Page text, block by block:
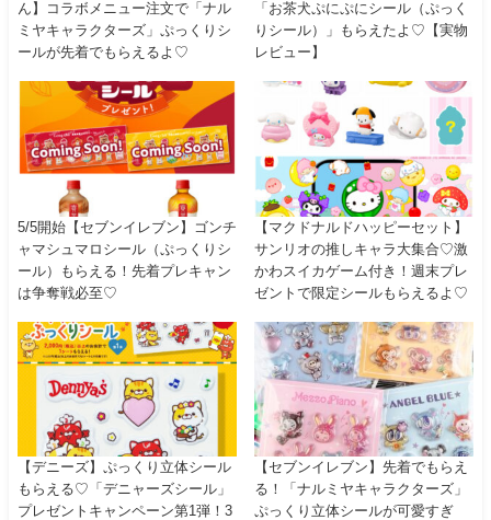
ん】コラボメニュー注文で「ナル
ミヤキャラクターズ」ぷっくりシ
ールが先着でもらえるよ♡
「お茶犬ぷにぷにシール（ぷっく
りシール）」もらえたよ♡【実物
レビュー】
5/5開始【セブンイレブン】ゴンチ
ャマシュマロシール（ぷっくりシ
ール）もらえる！先着プレキャン
は争奪戦必至♡
【マクドナルドハッピーセット】
サンリオの推しキャラ大集合♡激
かわスイカゲーム付き！週末プレ
ゼントで限定シールもらえるよ♡
【デニーズ】ぷっくり立体シール
もらえる♡「デニャーズシール」
プレゼントキャンペーン第1弾！3
【セブンイレブン】先着でもらえ
る！「ナルミヤキャラクターズ」
ぷっくり立体シールが可愛すぎ